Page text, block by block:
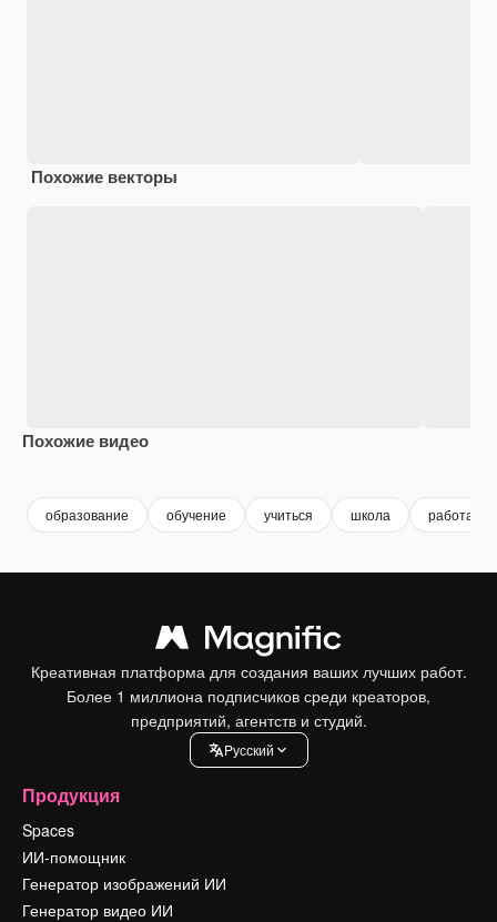
Похожие векторы
Похожие видео
образование обучение учиться школа работает
Креативная платформа для создания ваших лучших работ.
Более 1 миллиона подписчиков среди креаторов,
предприятий, агентств и студий.
Pусский
Продукция
Spaces
ИИ-помощник
Генератор изображений ИИ
Генератор видео ИИ